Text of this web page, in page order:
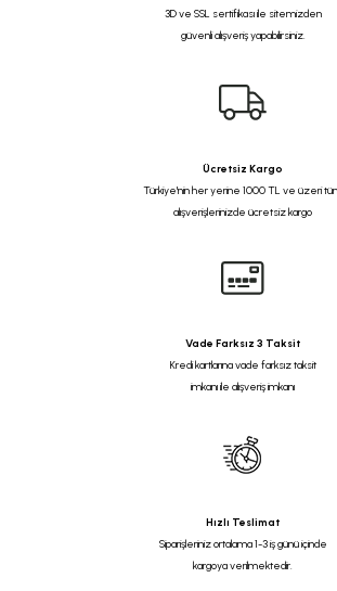
3D ve SSL sertifikası ile sitemizden
güvenli alışveriş yapabilirsiniz.
Ücretsiz Kargo
Türkiye'nin her yerine 1000 TL ve üzeri
alışverişlerinizde ücretsiz kargo
Vade Farksız 3 Taksit
Kredi kartlarına vade farksız taksit
imkanı ile alışveriş imkanı
Hızlı Teslimat
Siparişleriniz ortalama 1-3 iş günü içinde
kargoya verilmektedir.